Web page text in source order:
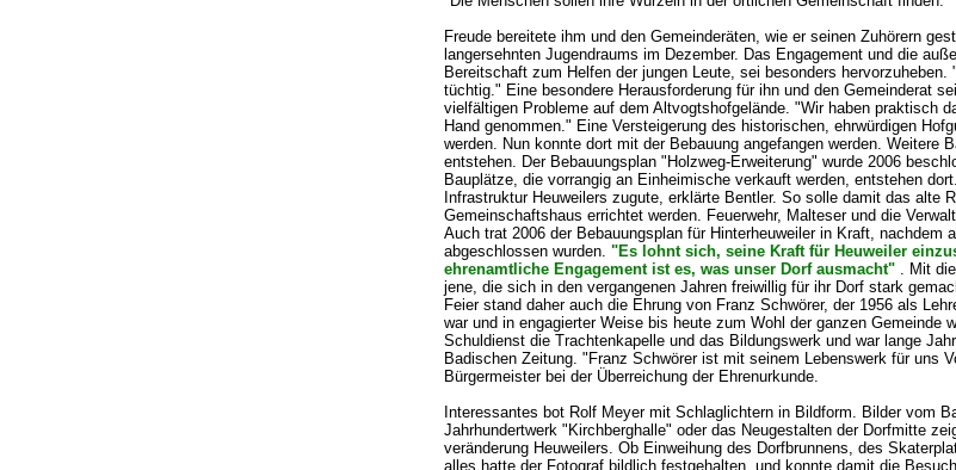
Freude bereitete ihm und den Gemeinderäten, wie er seinen Zuhörern
langersehnten Jugendraums im Dezember. Das Engagement und die
Bereitschaft zum Helfen der jungen Leute, sei besonders hervorzuheben.
tüchtig." Eine besondere Herausforderung für ihn und den Gemeinderat
vielfältigen Probleme auf dem Altvogtshofgelände. "Wir haben praktisch
Hand genommen." Eine Versteigerung des historischen, ehrwürdigen
werden. Nun konnte dort mit der Bebauung angefangen werden. Weitere
entstehen. Der Bebauungsplan "Holzweg-Erweiterung" wurde 2006
Bauplätze, die vorrangig an Einheimische verkauft werden, entstehen
Infrastruktur Heuweilers zugute, erklärte Bentler. So solle damit das alte
Gemeinschaftshaus errichtet werden. Feuerwehr, Malteser und die
Auch trat 2006 der Bebauungsplan für Hinterheuweiler in Kraft, nachdem
abgeschlossen wurden. "Es lohnt sich, seine Kraft für Heuweiler
ehrenamtliche Engagement ist es, was unser Dorf ausmacht"
. Mit
jene, die sich in den vergangenen Jahren freiwillig für ihr Dorf stark
Feier stand daher auch die Ehrung von Franz Schwörer, der 1956 als
war und in engagierter Weise bis heute zum Wohl der ganzen Gemeinde
Schuldienst die Trachtenkapelle und das Bildungswerk und war lange
Badischen Zeitung. "Franz Schwörer ist mit seinem Lebenswerk für uns
Bürgermeister bei der Überreichung der Ehrenurkunde.
Interessantes bot Rolf Meyer mit Schlaglichtern in Bildform. Bilder vom
Jahrhundertwerk "Kirchberghalle" oder das Neugestalten der Dorfmitte
veränderung Heuweilers. Ob Einweihung des Dorfbrunnens, des
alles hatte der Fotograf bildlich festgehalten, und konnte damit die